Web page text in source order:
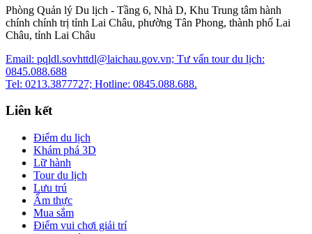
Phòng Quản lý Du lịch - Tầng 6, Nhà D, Khu Trung tâm hành
chính chính trị tỉnh Lai Châu, phường Tân Phong, thành phố Lai
Châu, tỉnh Lai Châu
Email: pqldl.sovhttdl@laichau.gov.vn; Tư vấn tour du lịch:
0845.088.688
Tel: 0213.3877727; Hotline: 0845.088.688.
Liên kết
Điểm du lịch
Khám phá 3D
Lữ hành
Tour du lịch
Lưu trú
Ẩm thực
Mua sắm
Điểm vui chơi giải trí